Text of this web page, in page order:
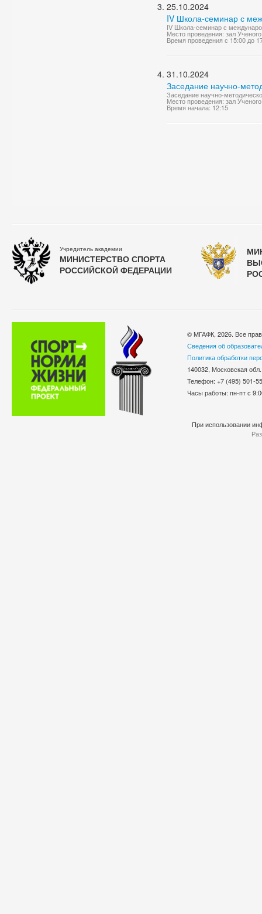
25.10.2024
IV Школа-семинар с
IV Школа-семинар с
Место проведения: зал
Время проведения с 15:00 до
31.10.2024
Заседание научно-
Заседание научно-
Место проведения: зал
Время начала: 12:15
Учредитель академии
МИНИСТЕРСТВО СПОРТА
РОССИЙСКОЙ ФЕДЕРАЦИИ
© МГАФК, 2026. Все
Сведения об
Политика обработки
140032, Московская
Телефон: +7 (495)
Часы работы: пн-пт с
При использовании